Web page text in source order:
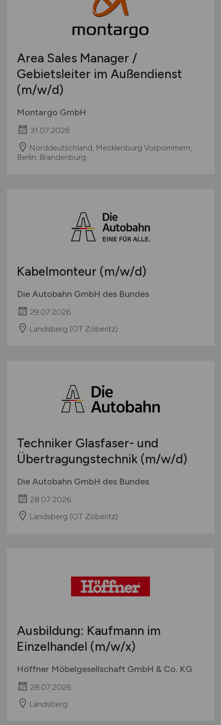
Area Sales Manager /
Gebietsleiter im Außendienst
(m/w/d)
Montargo GmbH
31.07.2026
Norddeutschland, Mecklenburg Vorpommern,
Berlin, Brandenburg
Kabelmonteur (m/w/d)
Die Autobahn GmbH des Bundes
29.07.2026
Landsberg (OT Zöberitz)
Techniker Glasfaser- und
Übertragungstechnik (m/w/d)
Die Autobahn GmbH des Bundes
28.07.2026
Landsberg (OT Zöberitz)
Ausbildung: Kaufmann im
Einzelhandel (m/w/x)
Höffner Möbelgesellschaft GmbH & Co. KG
28.07.2026
Landsberg